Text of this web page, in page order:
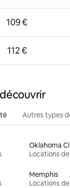
109 €
112 €
Autres types
Oklahoma
Locations
Memphis
Locations